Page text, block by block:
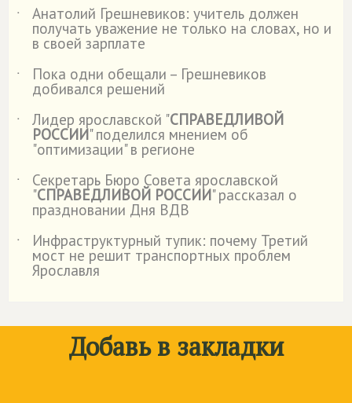
˙ Анатолий Грешневиков: учитель должен
получать уважение не только на словах, но и
в своей зарплате
˙
Пока одни обещали – Грешневиков
добивался решений
˙
Лидер ярославской "СПРАВЕДЛИВОЙ
РОССИИ" поделился мнением об
"оптимизации" в регионе
˙
Секретарь Бюро Совета ярославской
"СПРАВЕДЛИВОЙ РОССИИ" рассказал о
праздновании Дня ВДВ
˙
Инфраструктурный тупик: почему Третий
мост не решит транспортных проблем
Ярославля
Добавь в закладки